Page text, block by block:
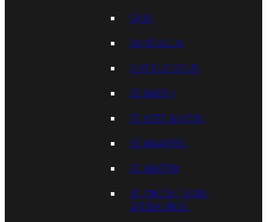
SABA
SAINT LUCIA
SINT EUSTATIUS
ST. BARTH
ST. KITTS & NEVIS
ST. MAARTEN
ST. MARTIN
ST. VINCENT & DIE
GRENADINEN